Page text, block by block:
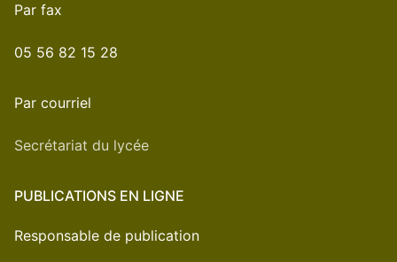
Par fax
05 56 82 15 28
Par courriel
Secrétariat du lycée
PUBLICATIONS EN LIGNE
Responsable de publication